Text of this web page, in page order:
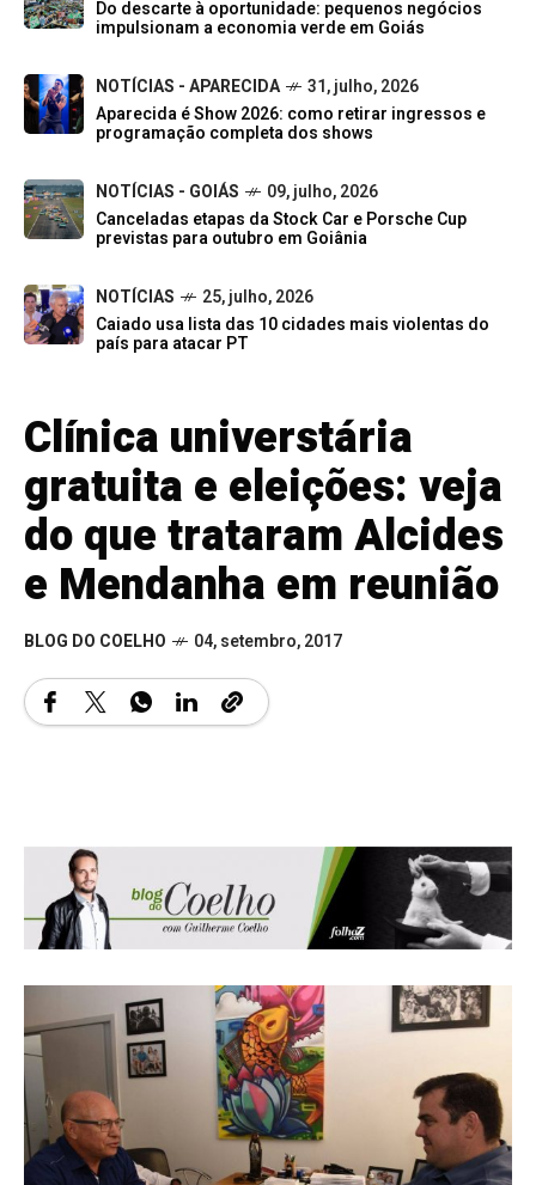
Do descarte à oportunidade: pequenos negócios
impulsionam a economia verde em Goiás
NOTÍCIAS - APARECIDA
31, julho, 2026
Aparecida é Show 2026: como retirar ingressos e
programação completa dos shows
NOTÍCIAS - GOIÁS
09, julho, 2026
Canceladas etapas da Stock Car e Porsche Cup
previstas para outubro em Goiânia
NOTÍCIAS
25, julho, 2026
Caiado usa lista das 10 cidades mais violentas do
país para atacar PT
Clínica universtária
gratuita e eleições: veja
do que trataram Alcides
e Mendanha em reunião
BLOG DO COELHO 04, setembro, 2017